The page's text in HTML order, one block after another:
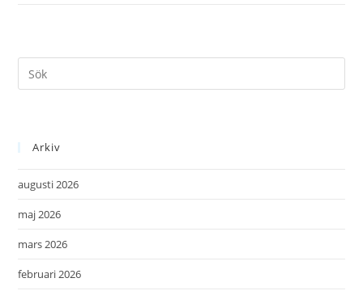
Arkiv
augusti 2026
maj 2026
mars 2026
februari 2026